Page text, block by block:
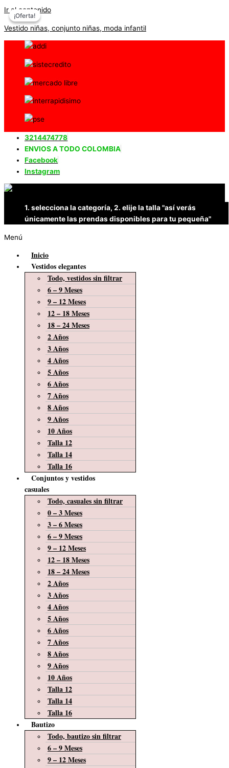
Ir al contenido
Vestido niñas, conjunto niñas, moda infantil
3214474778
ENVIOS A TODO COLOMBIA
Facebook
Instagram
1. selecciona la categoría, 2. elije la talla "así verás
únicamente las prendas disponibles para tu pequeña"
Menú
Inicio
Vestidos elegantes
Todo, vestidos sin filtrar
6 – 9 Meses
9 – 12 Meses
12 – 18 Meses
18 – 24 Meses
2 Años
3 Años
4 Años
5 Años
6 Años
7 Años
8 Años
9 Años
10 Años
Talla 12
Talla 14
Talla 16
Conjuntos y vestidos
casuales
Todo, casuales sin filtrar
0 – 3 Meses
3 – 6 Meses
6 – 9 Meses
9 – 12 Meses
12 – 18 Meses
18 – 24 Meses
2 Años
3 Años
4 Años
5 Años
6 Años
7 Años
8 Años
9 Años
10 Años
Talla 12
Talla 14
Talla 16
Bautizo
Todo, bautizo sin filtrar
6 – 9 Meses
9 – 12 Meses
¡Oferta!
¡Oferta!